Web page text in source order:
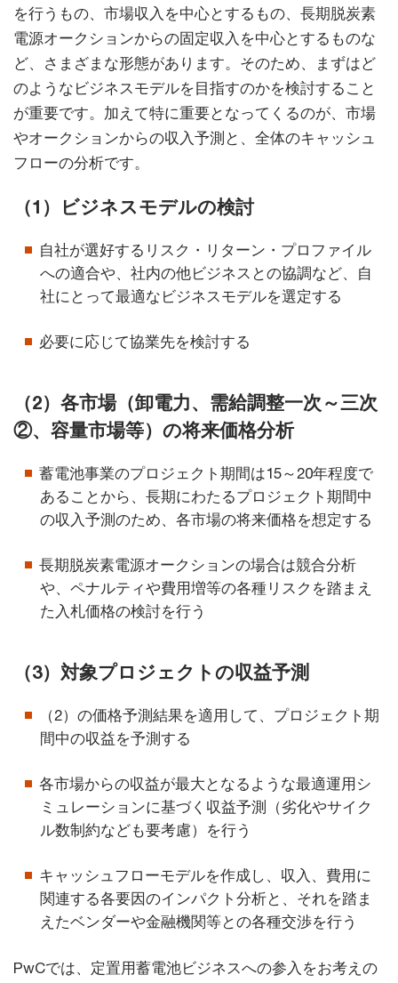
を行うもの、市場収入を中心とするもの、長期脱炭素
電源オークションからの固定収入を中心とするものな
ど、さまざまな形態があります。そのため、まずはど
のようなビジネスモデルを目指すのかを検討すること
が重要です。加えて特に重要となってくるのが、市場
やオークションからの収入予測と、全体のキャッシュ
フローの分析です。
（1）ビジネスモデルの検討
自社が選好するリスク・リターン・プロファイル
への適合や、社内の他ビジネスとの協調など、自
社にとって最適なビジネスモデルを選定する
必要に応じて協業先を検討する
（2）各市場（卸電力、需給調整一次～三次
②、容量市場等）の将来価格分析
蓄電池事業のプロジェクト期間は15～20年程度で
あることから、長期にわたるプロジェクト期間中
の収入予測のため、各市場の将来価格を想定する
長期脱炭素電源オークションの場合は競合分析
や、ペナルティや費用増等の各種リスクを踏まえ
た入札価格の検討を行う
（3）対象プロジェクトの収益予測
（2）の価格予測結果を適用して、プロジェクト期
間中の収益を予測する
各市場からの収益が最大となるような最適運用シ
ミュレーションに基づく収益予測（劣化やサイク
ル数制約なども要考慮）を行う
キャッシュフローモデルを作成し、収入、費用に
関連する各要因のインパクト分析と、それを踏ま
えたベンダーや金融機関等との各種交渉を行う
PwCでは、定置用蓄電池ビジネスへの参入をお考えの